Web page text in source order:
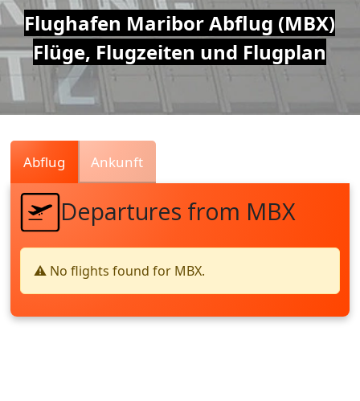
Air
Traffic
Live
Flughafen Maribor Abflug (MBX)
Flüge, Flugzeiten und Flugplan
Abflug Ankunft
Departures from MBX
⚠️ No flights found for MBX.